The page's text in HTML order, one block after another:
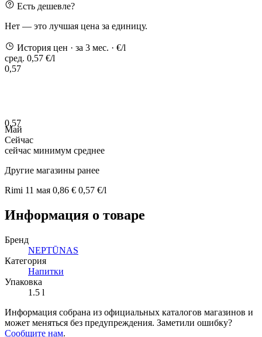
Есть дешевле?
Нет — это лучшая цена за единицу.
История цен · за 3 мес. · €/l
сред. 0,57 €/l
0,57
0,57
Май
Сейчас
сейчас минимум среднее
Другие магазины ранее
Rimi 11 мая 0,86 € 0,57 €/l
Информация о товаре
Бренд
NEPTŪNAS
Категория
Напитки
Упаковка
1.5 l
Информация собрана из официальных каталогов магазинов и
может меняться без предупреждения. Заметили ошибку?
Сообщите нам.